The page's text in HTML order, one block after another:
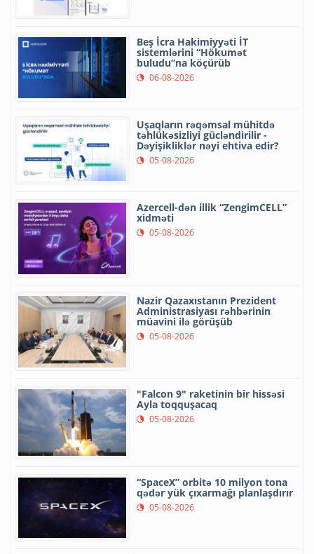
Beş İcra Hakimiyyəti İT
sistemlərini “Hökumət
buludu”na köçürüb
06-08-2026
Uşaqların rəqəmsal mühitdə
təhlükəsizliyi gücləndirilir -
Dəyişikliklər nəyi ehtiva edir?
05-08-2026
Azercell-dən illik “ZengimCELL”
xidməti
05-08-2026
Nazir Qazaxıstanın Prezident
Administrasiyası rəhbərinin
müavini ilə görüşüb
05-08-2026
"Falcon 9" raketinin bir hissəsi
Ayla toqquşacaq
05-08-2026
“SpaceX” orbitə 10 milyon tona
qədər yük çıxarmağı planlaşdırır
05-08-2026